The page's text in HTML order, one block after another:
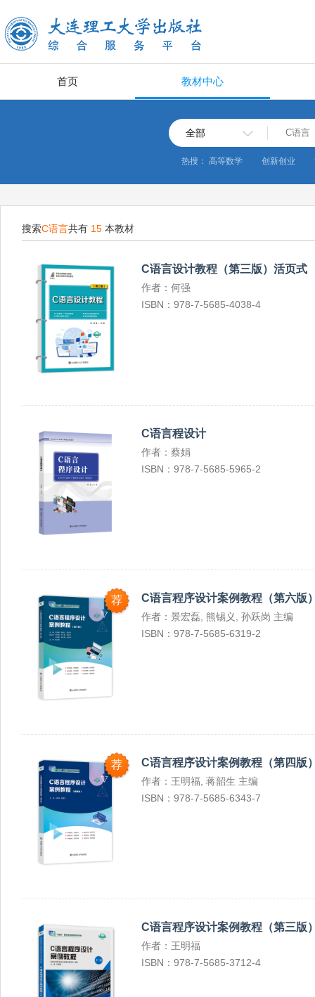
首页 教材中心
全部
热搜： 高等数学 创新创业
搜索C语言共有 15 本教材
C语言设计教程（第三版）活页式
作者：何强
ISBN：978-7-5685-4038-4
C语言程设计
作者：蔡娟
ISBN：978-7-5685-5965-2
荐 C语言程序设计案例教程（第六版
作者：景宏磊, 熊锡义, 孙跃岗 主编
ISBN：978-7-5685-6319-2
荐 C语言程序设计案例教程（第四版
作者：王明福, 蒋韶生 主编
ISBN：978-7-5685-6343-7
C语言程序设计案例教程（第三版
作者：王明福
ISBN：978-7-5685-3712-4